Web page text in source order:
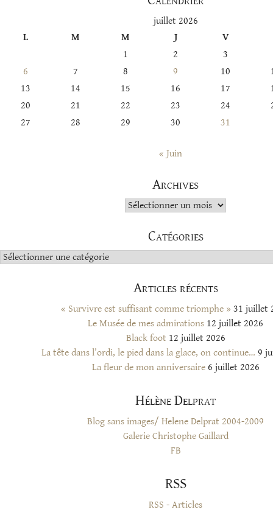
juillet 2026
L
M M J
V
1
2
3
6
7 8 9 10
13
14 15 16 17
20
21 22 23 24
27
28 29 30 31
« Juin
Archives
Archives
Catégories
Catégories
Articles récents
« Survivre est suffisant comme triomphe » 31 juillet
Le Musée de mes admirations 12 juillet 2026
Black foot 12 juillet 2026
La tête dans l’ordi, le pied dans la glace, on continue… 9
La fleur de mon anniversaire 6 juillet 2026
Hélène Delprat
Blog sans images/ Helene Delprat 2004-2009
Galerie Christophe Gaillard
FB
RSS
RSS - Articles